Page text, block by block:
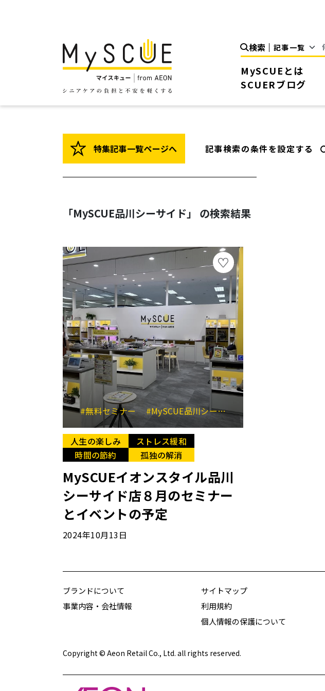
検索
MySCUEとは
SCUERブログ
特集記事一覧ページへ 記事検索の条件を設定する
「MySCUE品川シーサイド」 の検索結果
#無料セミナー #MySCUE品川シーサイド
人生の楽しみ
ストレス緩和
時間の節約
孤独の解消
MySCUEイオンスタイル品川
シーサイド店８月のセミナー
とイベントの予定
2024年10月13日
ブランドについて
事業内容・会社情報
サイトマップ
利用規約
個人情報の保護について
Copyright © Aeon Retail Co., Ltd. all rights reserved.